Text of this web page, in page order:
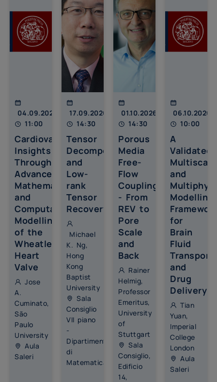
04.09.2026
11:00
Cardiovascular
Insights
Through
Advanced
Mathematical
and
Computational
Modelling
of the
Wheatley
Heart
Valve
Jose
A.
Cuminato,
São
Paulo
University
Aula
Saleri
17.09.2026
14:30
Tensor
Decompositions
and
Low-
rank
Tensor
Recovery
Michael
K. Ng,
Hong
Kong
Baptist
University
Sala
Consiglio
VII piano
-
Dipartimento
di
Matematica
01.10.2026
14:30
Porous
Media
Free-
Flow
Coupling
- From
REV to
Pore
Scale
and
Back
Rainer
Helmig,
Professor
Emeritus,
University
of
Stuttgart
Sala
Consiglio,
Edificio
14,
10:00
A
Validated
Multiscale
and
Modelling
for
Brain
Fluid
Transport
and
Drug
Delivery
Tian
Yuan,
Imperial
College
London
Aula
Saleri